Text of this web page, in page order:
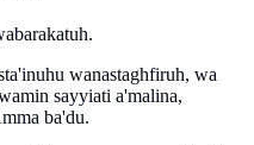
wanastaghfiruh, wa
sayyiati a'malina,
ba'du.